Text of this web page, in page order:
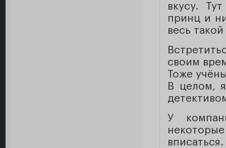
вкусу.
принц и
весь
своим
Тоже
В целом,
У
вписаться.